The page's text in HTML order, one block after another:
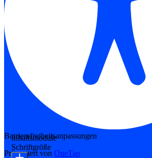
Barrierefreiheitsanpassungen
Präsentiert von OneTap
Inhaltsmodule
Schriftgröße